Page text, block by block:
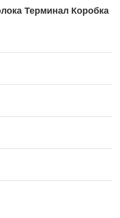
Терминал Коробка